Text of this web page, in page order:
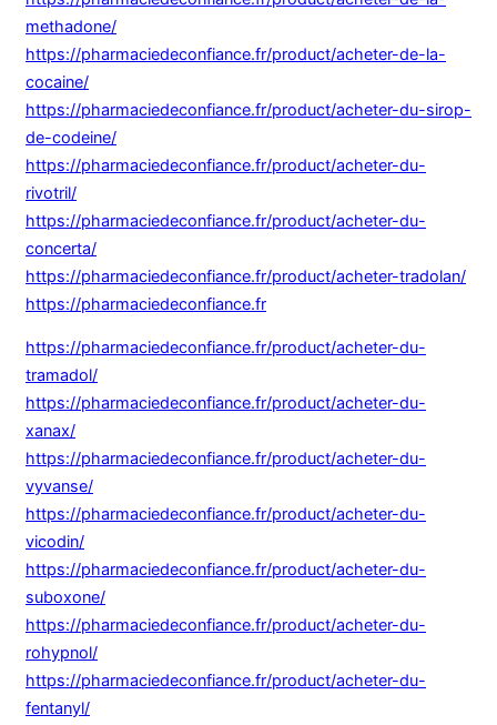
methadone/
https://pharmaciedeconfiance.fr/product/acheter-de-la-
cocaine/
https://pharmaciedeconfiance.fr/product/acheter-du-sirop-
de-codeine/
https://pharmaciedeconfiance.fr/product/acheter-du-
rivotril/
https://pharmaciedeconfiance.fr/product/acheter-du-
concerta/
https://pharmaciedeconfiance.fr/product/acheter-tradolan/
https://pharmaciedeconfiance.fr
https://pharmaciedeconfiance.fr/product/acheter-du-
tramadol/
https://pharmaciedeconfiance.fr/product/acheter-du-
xanax/
https://pharmaciedeconfiance.fr/product/acheter-du-
vyvanse/
https://pharmaciedeconfiance.fr/product/acheter-du-
vicodin/
https://pharmaciedeconfiance.fr/product/acheter-du-
suboxone/
https://pharmaciedeconfiance.fr/product/acheter-du-
rohypnol/
https://pharmaciedeconfiance.fr/product/acheter-du-
fentanyl/